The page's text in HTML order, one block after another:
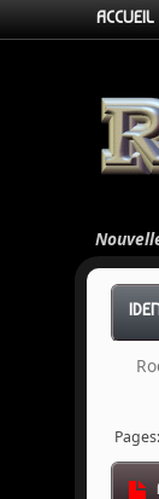
ACCUEIL